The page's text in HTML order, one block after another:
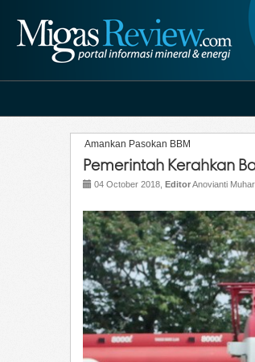
Amankan Pasokan BBM
Pemerintah Kerahkan
04 October 2018, EditorAnovianti